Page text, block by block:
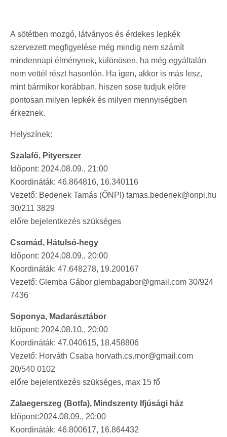
A sötétben mozgó, látványos és érdekes lepkék
szervezett megfigyelése még mindig nem számít
mindennapi élménynek, különösen, ha még egyáltalán
nem vettél részt hasonlón. Ha igen, akkor is más lesz,
mint bármikor korábban, hiszen sose tudjuk előre
pontosan milyen lepkék és milyen mennyiségben
érkeznek.
Helyszínek:
Szalafő, Pityerszer
Időpont: 2024.08.09., 21:00
Koordináták: 46.864816, 16.340116
Vezető: Bedenek Tamás (ŐNPI) tamas.bedenek@onpi.hu
30/211 3829
előre bejelentkezés szükséges
Csomád, Hátulsó-hegy
Időpont: 2024.08.09., 20:00
Koordináták: 47.648278, 19.200167
Vezető: Glemba Gábor glembagabor@gmail.com 30/924
7436
Soponya, Madarásztábor
Időpont: 2024.08.10., 20:00
Koordináták: 47.040615, 18.458806
Vezető: Horváth Csaba horvath.cs.mor@gmail.com
20/540 0102
előre bejelentkezés szükséges, max 15 fő
Zalaegerszeg (Botfa), Mindszenty Ifjúsági ház
Időpont:2024.08.09., 20:00
Koordináták: 46.800617, 16.864432